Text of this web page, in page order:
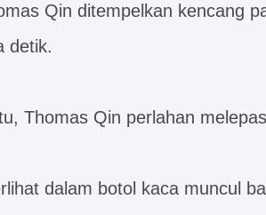
Qin ditempelkan kencang
detik.
Thomas Qin perlahan
dalam botol kaca muncul